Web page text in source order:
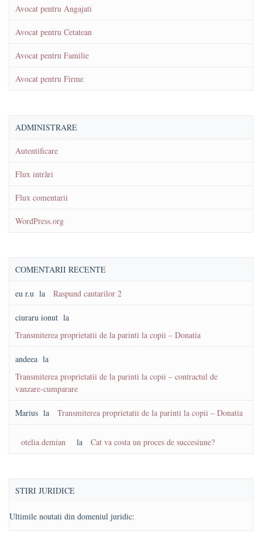
Avocat pentru Angajati
Avocat pentru Cetatean
Avocat pentru Familie
Avocat pentru Firme
ADMINISTRARE
Autentificare
Flux intrări
Flux comentarii
WordPress.org
COMENTARII RECENTE
eu r.u la Raspund cautarilor 2
ciuraru ionut la
Transmiterea proprietatii de la parinti la copii – Donatia
andeea la
Transmiterea proprietatii de la parinti la copii – contractul de
vanzare-cumparare
Marius la Transmiterea proprietatii de la parinti la copii – Donatia
otelia.demian la Cat va costa un proces de succesiune?
STIRI JURIDICE
Ultimile noutati din domeniul juridic: